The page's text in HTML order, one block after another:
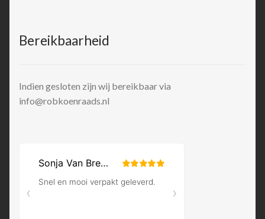
Bereikbaarheid
Indien gesloten zijn wij bereikbaar via
info@robkoenraads.nl